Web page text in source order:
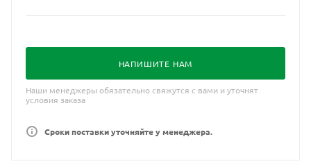
НАПИШИТЕ НАМ
Наши менеджеры обязательно свяжутся с вами и уточнят
условия заказа
Сроки поставки уточняйте у менеджера.